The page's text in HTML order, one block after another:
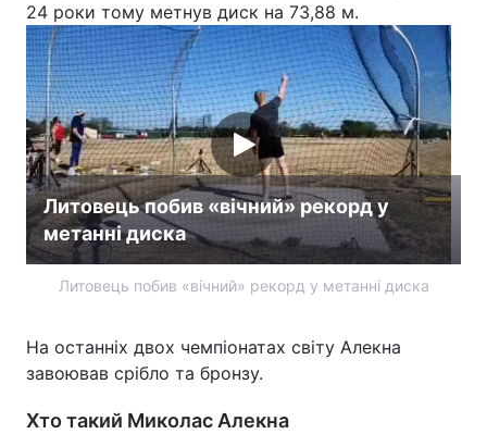
24 роки тому метнув диск на 73,88 м.
Литовець побив «вічний» рекорд у
метанні диска
Литовець побив «вічний» рекорд у метанні диска
На останніх двох чемпіонатах світу Алекна
завоював срібло та бронзу.
Хто такий Миколас Алекна